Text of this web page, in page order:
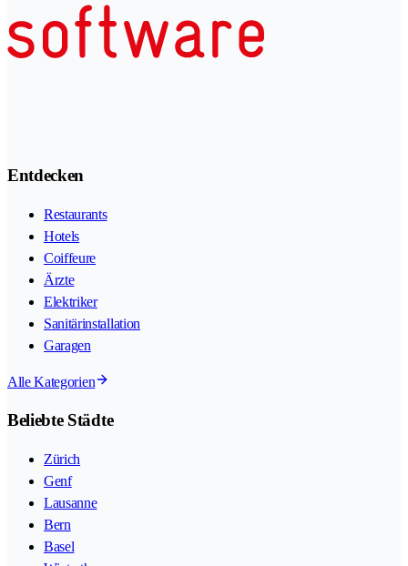
Entdecken
Restaurants
Hotels
Coiffeure
Ärzte
Elektriker
Sanitärinstallation
Garagen
Alle Kategorien
Beliebte Städte
Zürich
Genf
Lausanne
Bern
Basel